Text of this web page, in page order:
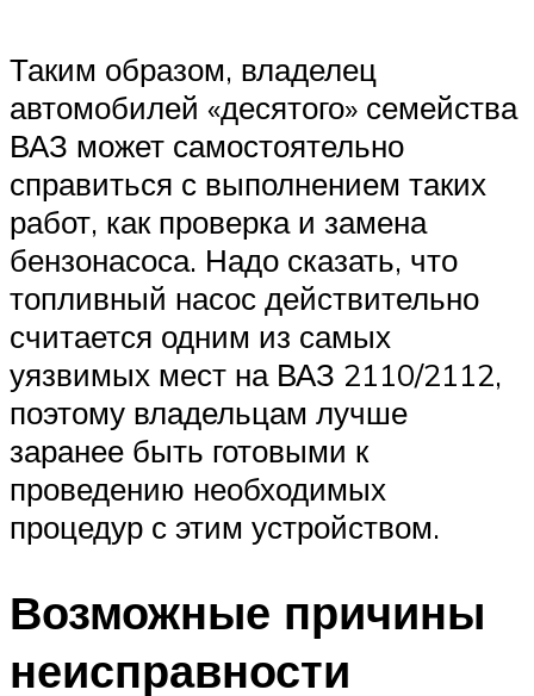
Таким образом, владелец
автомобилей «десятого» семейства
ВАЗ может самостоятельно
справиться с выполнением таких
работ, как проверка и замена
бензонасоса. Надо сказать, что
топливный насос действительно
считается одним из самых
уязвимых мест на ВАЗ 2110/2112,
поэтому владельцам лучше
заранее быть готовыми к
проведению необходимых
процедур с этим устройством.
Возможные причины
неисправности